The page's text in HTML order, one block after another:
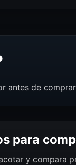
antes de
para
y compara